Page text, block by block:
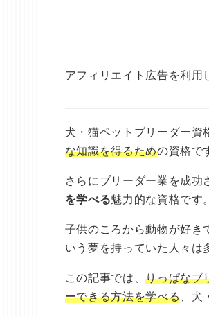
アフィリエイト広告を利用
犬・猫ペットブリーダー資
な知識を得るための資格で
さらにブリーダー業を成功
を学べる魅力的な資格です。
子供のころから動物が好き
いう夢を持っていた人々は
この記事では、りっぱなブ
ーできる方法を学べる 、